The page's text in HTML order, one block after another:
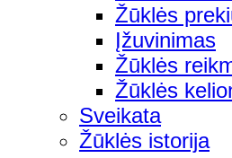
Žūklės
Įžuvinimas
Žūklės
Žūklės
Sveikata
Žūklės istorija